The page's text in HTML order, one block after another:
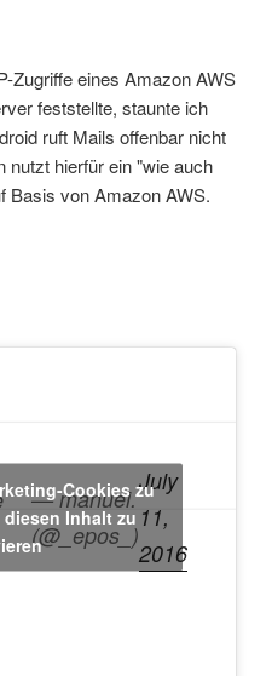
Zugriffe eines Amazon AWS
feststellte, staunte ich
ruft Mails offenbar nicht
nutzt hierfür ein "wie auch
Basis von Amazon AWS.
— manuel.
(@_epos_)
July
11,
2016
Cookies zu
Inhalt zu